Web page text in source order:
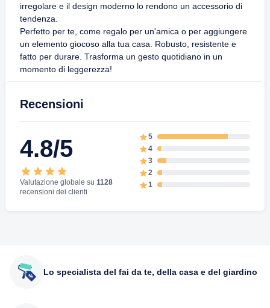
irregolare e il design moderno lo rendono un accessorio di
tendenza.
Perfetto per te, come regalo per un'amica o per aggiungere
un elemento giocoso alla tua casa. Robusto, resistente e
fatto per durare. Trasforma un gesto quotidiano in un
momento di leggerezza!
Recensioni
4.8/5
Valutazione globale su 1128
recensioni dei clienti
5
4
3
2
1
Lo specialista del fai da te, della casa e del giardino